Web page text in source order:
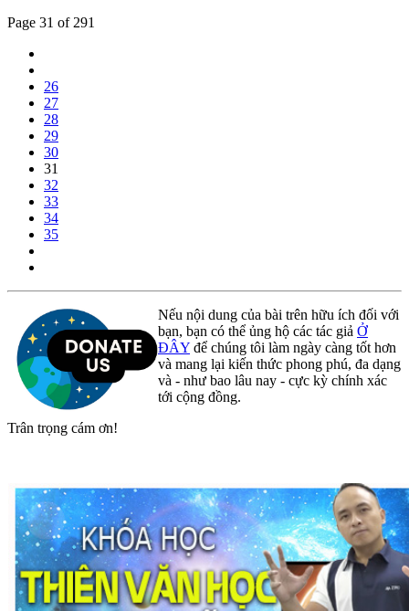
Page 31 of 291
26
27
28
29
30
31
32
33
34
35
Nếu nội dung của bài trên hữu ích đối với
bạn, bạn có thể ủng hộ các tác giả Ở
ĐÂY để chúng tôi làm ngày càng tốt hơn
và mang lại kiến thức phong phú, đa dạng
và - như bao lâu nay - cực kỳ chính xác
tới cộng đồng.
Trân trọng cám ơn!